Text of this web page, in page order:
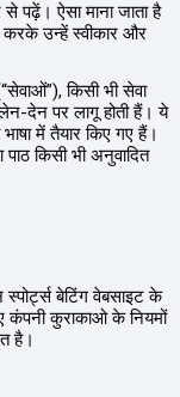
से पढ़ें। ऐसा माना जाता है
करके उन्हें स्वीकार और
किसी भी सेवा
देन पर लागू होती हैं। ये
में तैयार किए गए हैं।
पाठ किसी भी अनुवादित
बेटिंग वेबसाइट के
कंपनी कुराकाओ के नियमों
है।